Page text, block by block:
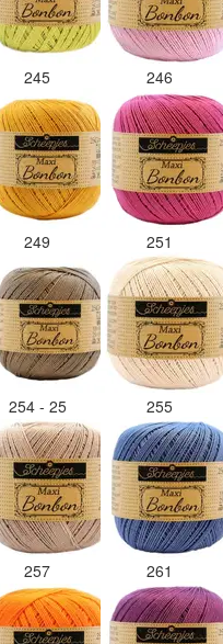
245 246
249 251
254 - 25 255
257 261